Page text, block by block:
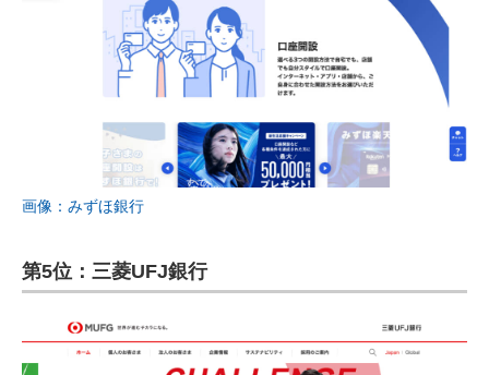
画像：みずほ銀行
第5位：三菱UFJ銀行